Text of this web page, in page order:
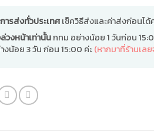
ารส่งทั่วประเทศเช็ควิธีส่งและค่าส่งก่อนได้
วงหน้าเท่านั้นกทม อย่างน้อย 1 วันก่อน
งน้อย 3 วัน ก่อน 15:00 ค่ะ(หากมาที่ร้านเล